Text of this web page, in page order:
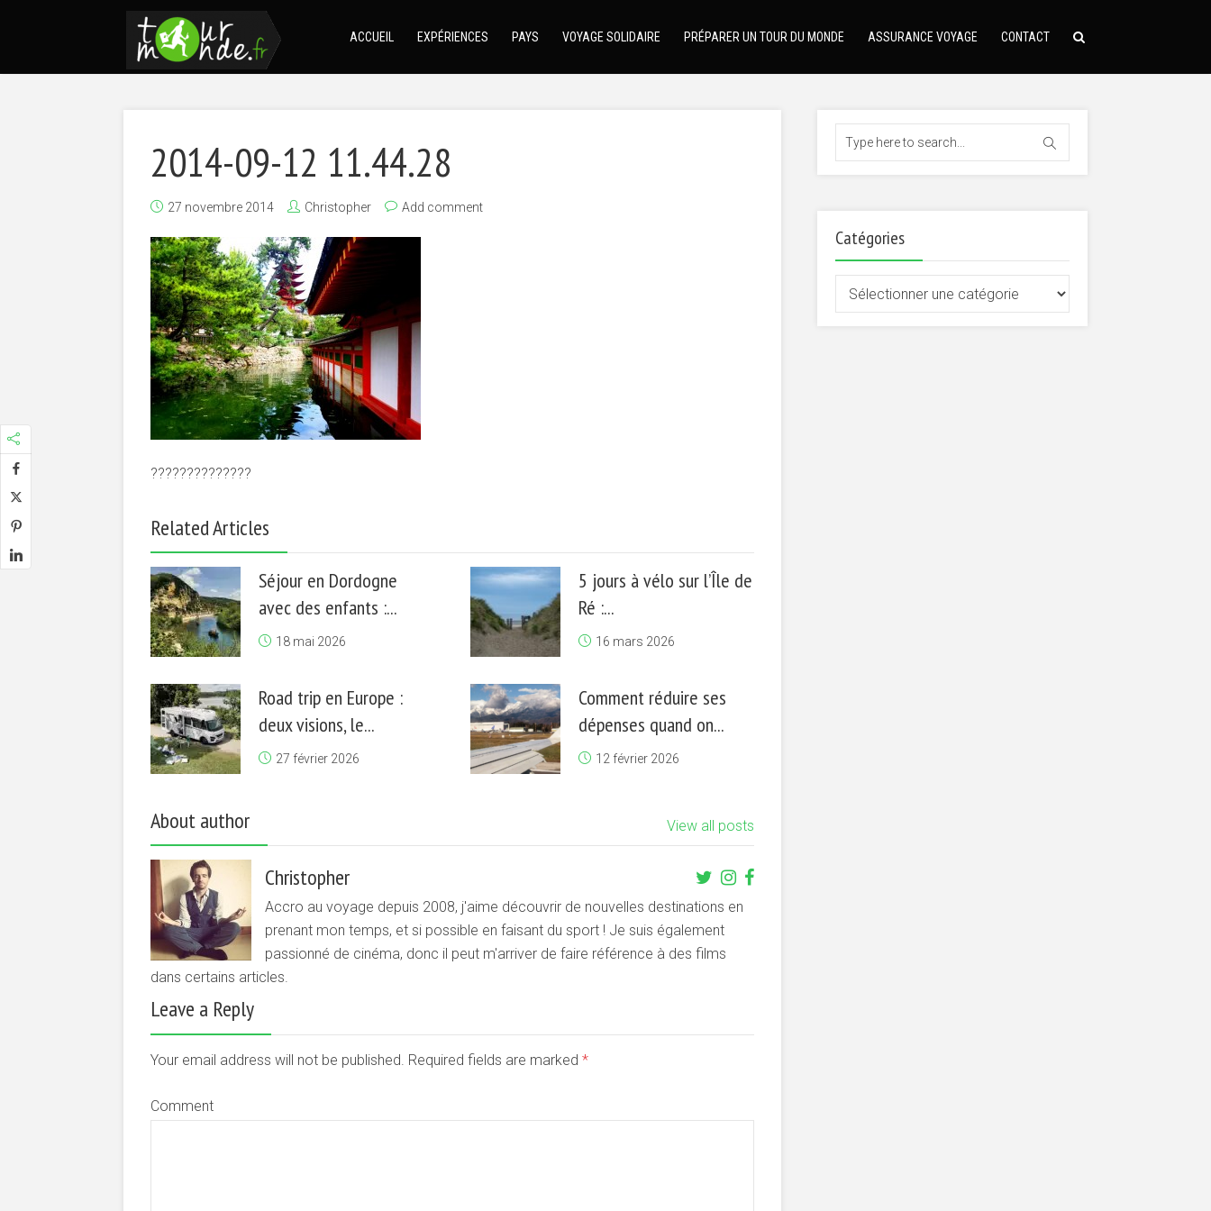
ACCUEIL EXPÉRIENCES PAYS VOYAGE SOLIDAIRE PRÉPARER UN TOUR DU MONDE ASSURANCE VOYAGE CONTACT
2014-09-12 11.44.28
27 novembre 2014 Christopher Add comment
??????????????
Related Articles
Séjour en Dordogne
avec des enfants :...
18 mai 2026
5 jours à vélo sur l’Île de
Ré :...
16 mars 2026
Road trip en Europe :
deux visions, le...
27 février 2026
Comment réduire ses
dépenses quand on...
12 février 2026
About author View all posts
Christopher
Accro au voyage depuis 2008, j'aime découvrir de nouvelles destinations en
prenant mon temps, et si possible en faisant du sport ! Je suis également
passionné de cinéma, donc il peut m'arriver de faire référence à des films
dans certains articles.
Leave a Reply
Your email address will not be published. Required fields are marked *
Comment
Catégories